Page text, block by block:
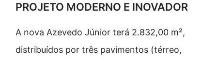
PROJETO MODERNO E INOVADOR
A nova Azevedo Júnior terá 2.832,00 m²,
distribuídos por três pavimentos (térreo,